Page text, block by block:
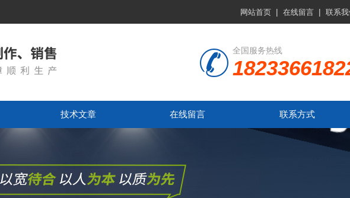
网站首页 | 在线留言 | 联系
全国服务热线
技术文章 在线留言 联系方式